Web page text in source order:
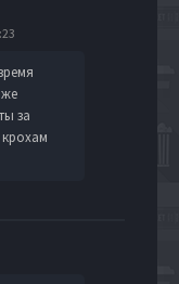
за